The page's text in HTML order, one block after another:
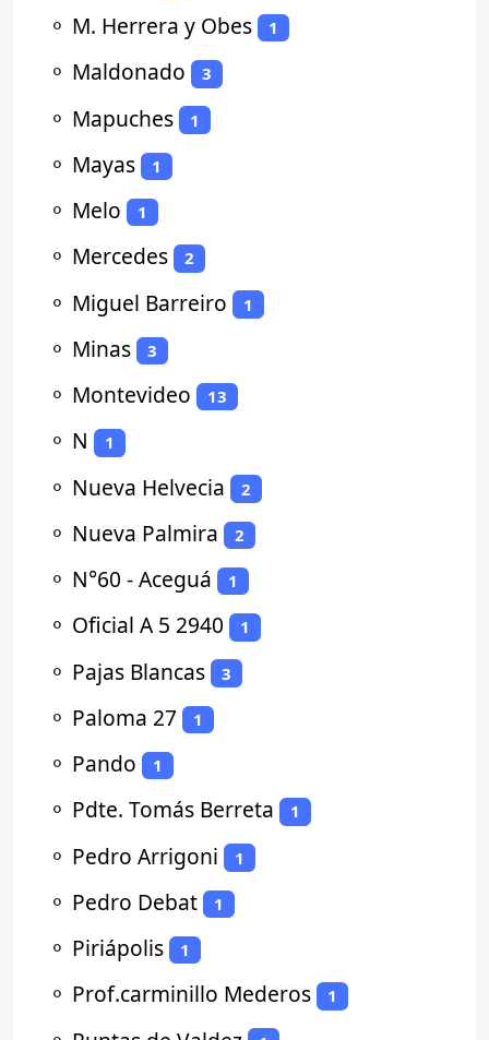
⚬ M. Herrera y Obes 1
⚬ Maldonado 3
⚬ Mapuches 1
⚬ Mayas 1
⚬ Melo 1
⚬ Mercedes 2
⚬ Miguel Barreiro 1
⚬ Minas 3
⚬ Montevideo 13
⚬ N 1
⚬ Nueva Helvecia 2
⚬ Nueva Palmira 2
⚬ N°60 - Aceguá 1
⚬ Oficial A 5 2940 1
⚬ Pajas Blancas 3
⚬ Paloma 27 1
⚬ Pando 1
⚬ Pdte. Tomás Berreta 1
⚬ Pedro Arrigoni 1
⚬ Pedro Debat 1
⚬ Piriápolis 1
⚬ Prof.carminillo Mederos 1